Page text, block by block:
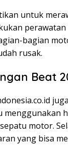
untuk
bagian
rusak.
Beat
motor.
yang bisa